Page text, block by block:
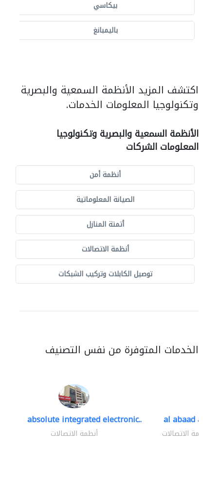
بيكاسي
باليمبانغ
اكتشف المزيد الأنظمة السمعية والبصرية
وتكنولوجيا المعلومات الخدمات.
الأنظمة السمعية والبصرية وتكنولوجيا
المعلومات الشركات
أنظمة أمن
الصيانة المعلوماتية
أتمتة المنازل
أنظمة الاتصالات
توصيل الكابلات وتركيب الشبكات
الخدمات المتوفرة من نفس التصنيف
absolute integrated electronic..
أنظمة الاتصالات
al abaad al..
أنظمة الاتصالات